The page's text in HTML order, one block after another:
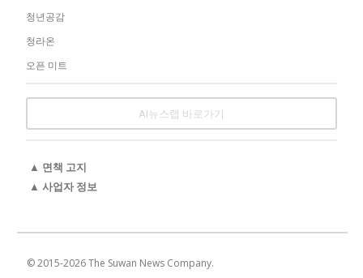
청년공감
청라온
오픈 미트
AI뉴스랩 바로가기
▲ 면책 고지
▲ 사업자 정보
© 2015-2026The Suwan News Company.